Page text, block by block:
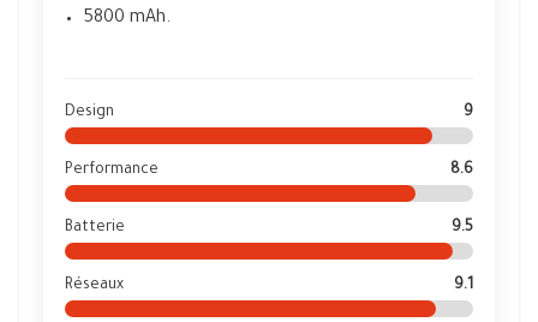
5800 mAh.
Design 9
Performance 8.6
Batterie 9.5
Réseaux 9.1